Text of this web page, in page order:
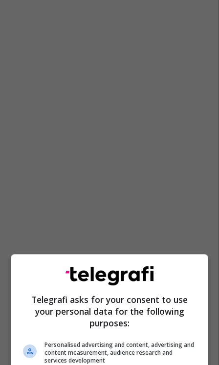
Telegrafi asks for your consent to use
your personal data for the following
purposes:
Personalised advertising and content, advertising and
content measurement, audience research and
services development